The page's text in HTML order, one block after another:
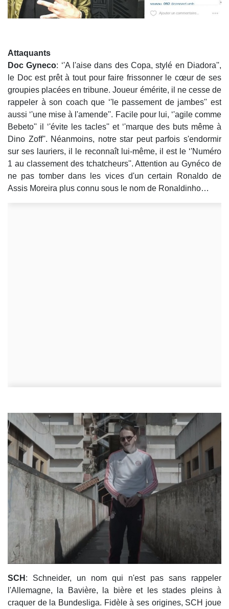
Attaquants
Doc Gyneco: ‘'A l'aise dans des Copa, stylé en Diadora'',
le Doc est prêt à tout pour faire frissonner le cœur de ses
groupies placées en tribune. Joueur émérite, il ne cesse de
rappeler à son coach que ‘'le passement de jambes'' est
aussi ‘'une mise à l'amende''. Facile pour lui, ‘'agile comme
Bebeto'' il ‘'évite les tacles'' et ‘'marque des buts même à
Dino Zoff''. Néanmoins, notre star peut parfois s'endormir
sur ses lauriers, il le reconnaît lui-même, il est le ‘'Numéro
1 au classement des tchatcheurs''. Attention au Gynéco de
ne pas tomber dans les vices d'un certain Ronaldo de
Assis Moreira plus connu sous le nom de Ronaldinho…
SCH : Schneider, un nom qui n'est pas sans rappeler
l'Allemagne, la Bavière, la bière et les stades pleins à
craquer de la Bundesliga. Fidèle à ses origines, SCH joue